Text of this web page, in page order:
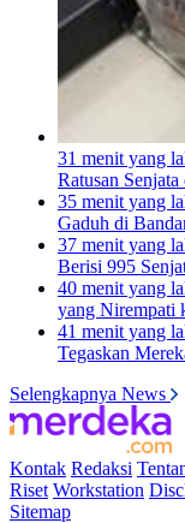
31 menit yang
Ratusan
35 menit yang
Gaduh di
37 menit yang
Berisi 995
40 menit yang
yang Nirempati
41 menit yang
Tegaskan
Selengkapnya News
Kontak Redaksi
Riset Workstation
Sitemap